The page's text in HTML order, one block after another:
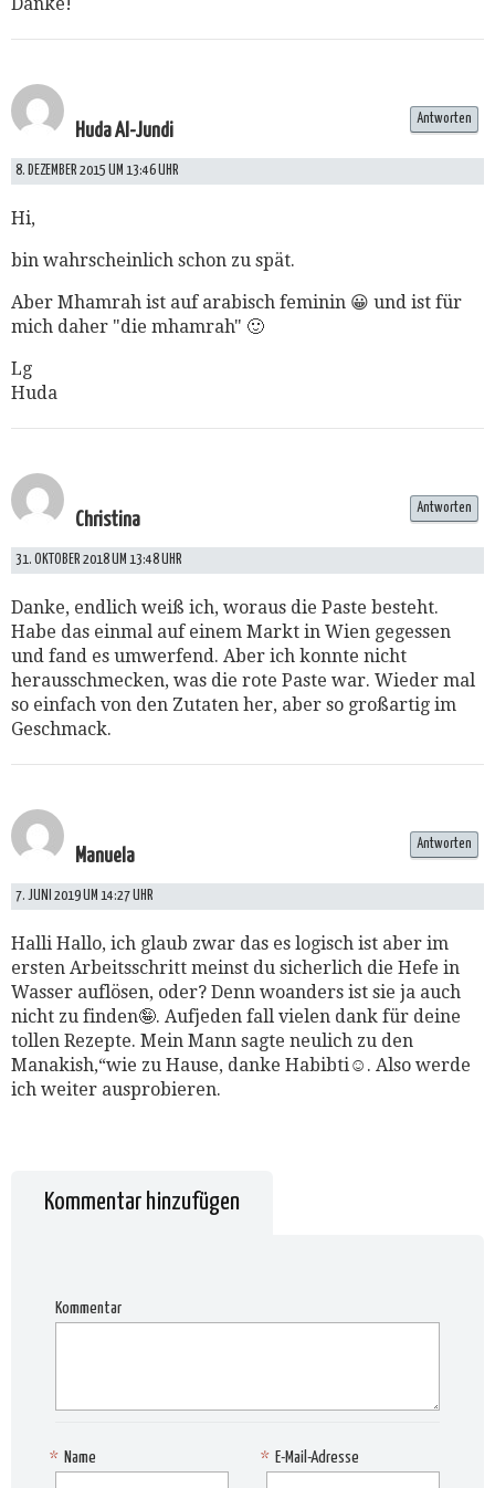
Huda Al-Jundi
8. DEZEMBER 2015 UM 13:46 UHR
Hi,
bin wahrscheinlich schon zu spät.
Aber Mhamrah ist auf arabisch feminin 😀 und ist für
mich daher "die mhamrah" 🙂
Lg
Huda
Antworten
Christina
31. OKTOBER 2018 UM 13:48 UHR
Danke, endlich weiß ich, woraus die Paste besteht.
Habe das einmal auf einem Markt in Wien gegessen
und fand es umwerfend. Aber ich konnte nicht
herausschmecken, was die rote Paste war. Wieder mal
so einfach von den Zutaten her, aber so großartig im
Geschmack.
Antworten
Manuela
7. JUNI 2019 UM 14:27 UHR
Halli Hallo, ich glaub zwar das es logisch ist aber im
ersten Arbeitsschritt meinst du sicherlich die Hefe in
Wasser auflösen, oder? Denn woanders ist sie ja auch
nicht zu finden🤪. Aufjeden fall vielen dank für deine
tollen Rezepte. Mein Mann sagte neulich zu den
Manakish,“wie zu Hause, danke Habibti☺️. Also werde
ich weiter ausprobieren.
Antworten
Kommentar hinzufügen
Kommentar
Name
* E-Mail-Adresse
*